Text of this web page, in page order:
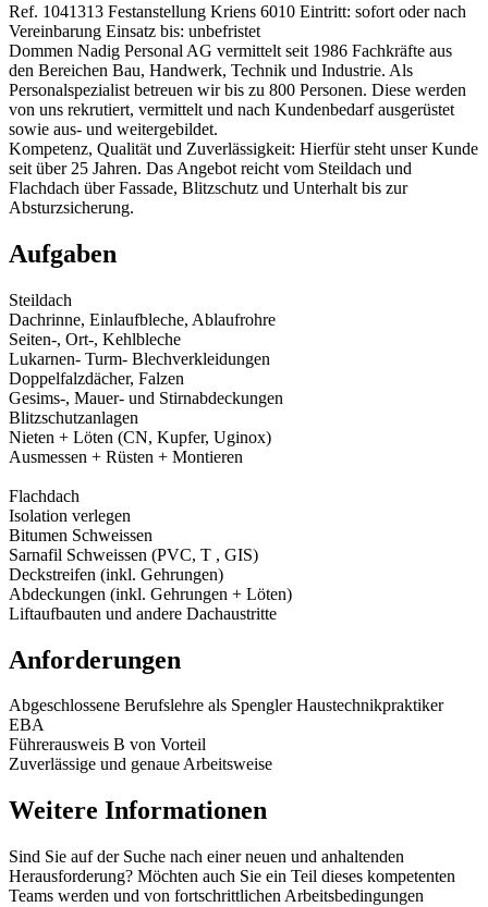
Ref. 1041313 Festanstellung Kriens 6010 Eintritt: sofort oder nach
Vereinbarung Einsatz bis: unbefristet
Dommen Nadig Personal AG vermittelt seit 1986 Fachkräfte aus
den Bereichen Bau, Handwerk, Technik und Industrie. Als
Personalspezialist betreuen wir bis zu 800 Personen. Diese werden
von uns rekrutiert, vermittelt und nach Kundenbedarf ausgerüstet
sowie aus- und weitergebildet.
Kompetenz, Qualität und Zuverlässigkeit: Hierfür steht unser Kunde
seit über 25 Jahren. Das Angebot reicht vom Steildach und
Flachdach über Fassade, Blitzschutz und Unterhalt bis zur
Absturzsicherung.
Aufgaben
Steildach
Dachrinne, Einlaufbleche, Ablaufrohre
Seiten-, Ort-, Kehlbleche
Lukarnen- Turm- Blechverkleidungen
Doppelfalzdächer, Falzen
Gesims-, Mauer- und Stirnabdeckungen
Blitzschutzanlagen
Nieten + Löten (CN, Kupfer, Uginox)
Ausmessen + Rüsten + Montieren
Flachdach
Isolation verlegen
Bitumen Schweissen
Sarnafil Schweissen (PVC, T , GIS)
Deckstreifen (inkl. Gehrungen)
Abdeckungen (inkl. Gehrungen + Löten)
Liftaufbauten und andere Dachaustritte
Anforderungen
Abgeschlossene Berufslehre als Spengler Haustechnikpraktiker
EBA
Führerausweis B von Vorteil
Zuverlässige und genaue Arbeitsweise
Weitere Informationen
Sind Sie auf der Suche nach einer neuen und anhaltenden
Herausforderung? Möchten auch Sie ein Teil dieses kompetenten
Teams werden und von fortschrittlichen Arbeitsbedingungen